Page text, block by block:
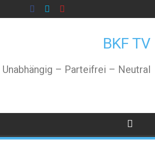
BKF TV
Unabhängig – Parteifrei – Neutral